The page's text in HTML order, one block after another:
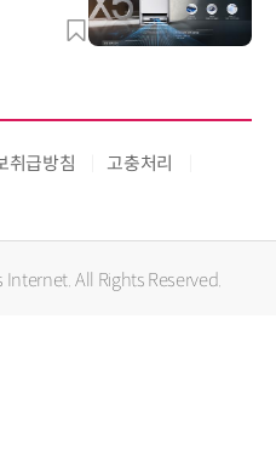
취급방침
고충처리
All Rights Reserved.